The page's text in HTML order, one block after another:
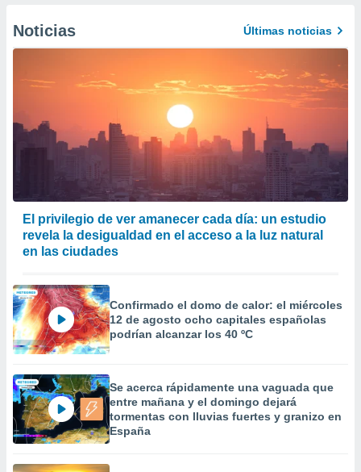
en
un
o acceder
perfiles
utilizar
crear un
uso de
contenido
Noticias Últimas noticias
El privilegio de ver amanecer cada día: un estudio
revela la desigualdad en el acceso a la luz natural
en las ciudades
Confirmado el domo de calor: el miércoles
12 de agosto ocho capitales españolas
podrían alcanzar los 40 ºC
Se acerca rápidamente una vaguada que
entre mañana y el domingo dejará
tormentas con lluvias fuertes y granizo en
España